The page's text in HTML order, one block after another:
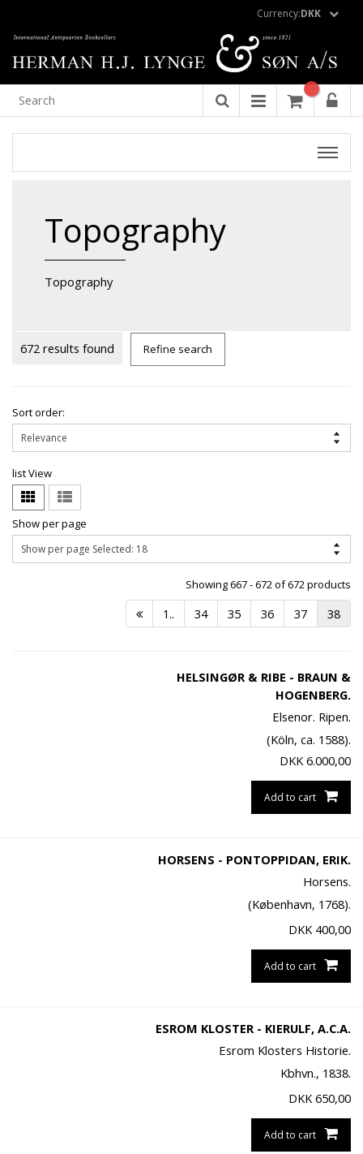
Currency:DKK
Topography
Topography
672 results found Refine search
Sort order:
list View
Show per page
Showing 667 - 672 of 672 products
1.. 34 35 36 37 38
HELSINGØR & RIBE - BRAUN &
HOGENBERG.
Elsenor. Ripen.
(Köln, ca. 1588).
DKK 6.000,00
Add to cart
HORSENS - PONTOPPIDAN, ERIK.
Horsens.
(København, 1768).
DKK 400,00
Add to cart
ESROM KLOSTER - KIERULF, A.C.A.
Esrom Klosters Historie.
Kbhvn., 1838.
DKK 650,00
Add to cart